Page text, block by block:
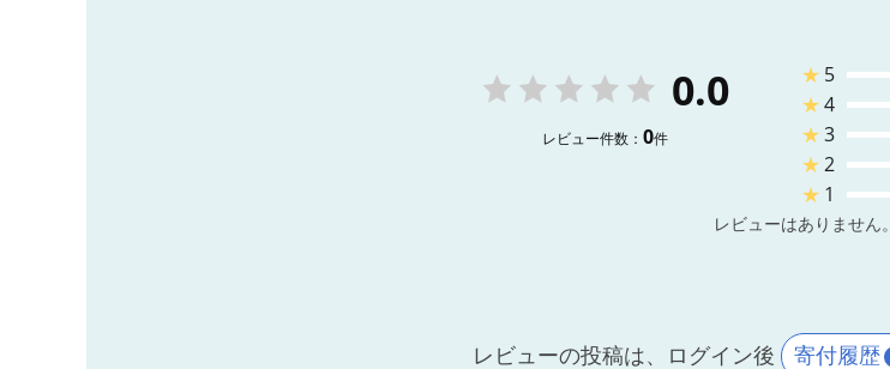
0.0
レビュー件数： 0件
★ 5
★4
★3
★2
★ 1
レビューはありません。
レビューの投稿は、ログイン後 寄付履歴